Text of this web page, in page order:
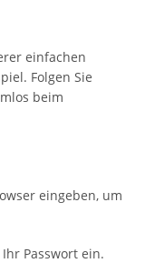
einfachen
Folgen Sie
beim
eingeben, um
Passwort ein.